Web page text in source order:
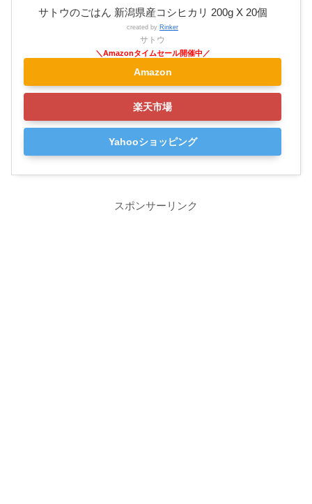
サトウのごはん 新潟県産コシヒカリ 200g X 20個
created by Rinker
サトウ
Amazon
楽天市場
Yahooショッピング
スポンサーリンク